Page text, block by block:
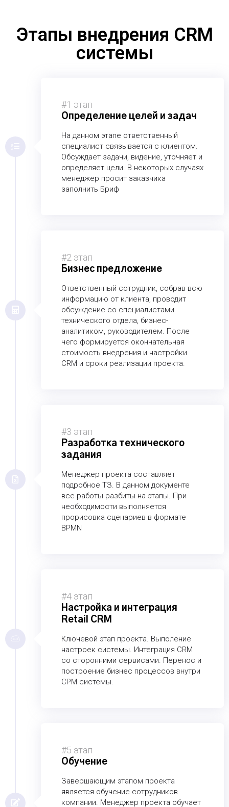
Этапы внедрения CRM
системы
#1 этап
Определение целей и задач
На данном этапе ответственный
специалист связывается с клиентом.
Обсуждает задачи, видение, уточняет и
определяет цели. В некоторых случаях
менеджер просит заказчика
заполнить Бриф
#2 этап
Бизнес предложение
Ответственный сотрудник, собрав всю
информацию от клиента, проводит
обсуждение со специалистами
технического отдела, бизнес-
аналитиком, руководителем. После
чего формируется окончательная
стоимость внедрения и настройки
CRM и сроки реализации проекта.
#3 этап
Разработка технического
задания
Менеджер проекта составляет
подробное ТЗ. В данном документе
все работы разбиты на этапы. При
необходимости выполняется
прорисовка сценариев в формате
BPMN
#4 этап
Настройка и интеграция
Retail CRM
Ключевой этап проекта. Выполение
настроек системы. Интеграция CRM
со сторонними сервисами. Перенос и
построение бизнес процессов внутри
СРМ системы.
#5 этап
Обучение
Завершающим этапом проекта
является обучение сотрудников
компании. Менеджер проекта обучает